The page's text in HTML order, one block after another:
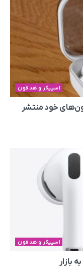
اسپیکر و هدفون
خود منتشر
اسپیکر و هدفون
بازار